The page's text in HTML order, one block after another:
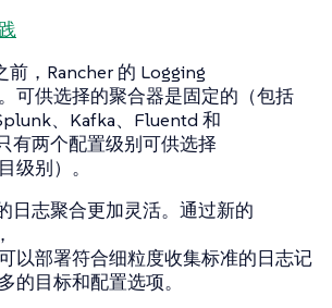
前，Rancher 的 Logging
可供选择的聚合器是固定的（包括
、Kafka、Fluentd 和
有两个配置级别可供选择
级别）。
日志聚合更加灵活。通过新的
以部署符合细粒度收集标准的日志记
的目标和配置选项。